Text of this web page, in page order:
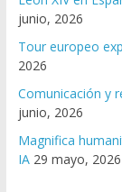
junio, 2026
Tour europeo
2026
Comunicación y
junio, 2026
Magnifica
IA 29 mayo, 2026